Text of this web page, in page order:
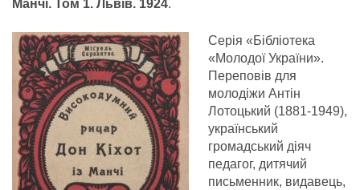
Манчі. Том 1. Львів. 1924.
Серія «Бібліотека
«Молодої України».
Переповів для
молодіжи Антін
Лотоцький (1881-1949),
український
громадський діяч
педагог, дитячий
письменник, видавець,